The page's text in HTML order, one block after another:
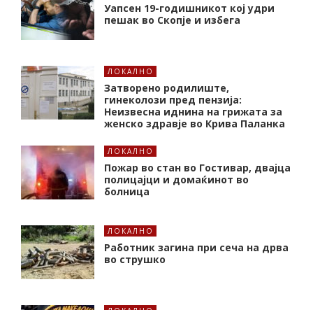
Уапсен 19-годишникот кој удри
пешак во Скопје и избега
ЛОКАЛНО
Затворено родилиште,
гинеколози пред пензија:
Неизвесна иднина на грижата за
женско здравје во Крива Паланка
ЛОКАЛНО
Пожар во стан во Гостивар, двајца
полицајци и домаќинот во
болница
ЛОКАЛНО
Работник загина при сеча на дрва
во струшко